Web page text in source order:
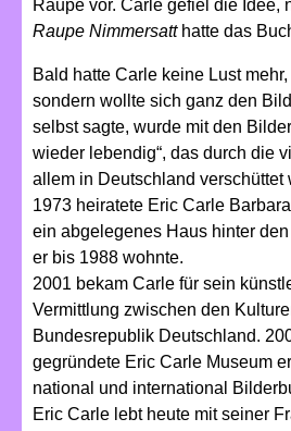
Raupe vor. Carle gefiel die
Raupe Nimmersatt hatte das
Bald hatte Carle keine Lust
sondern wollte sich ganz den
selbst sagte, wurde mit den
wieder lebendig“, das durch die
allem in Deutschland verschüttet
1973 heiratete Eric Carle
ein abgelegenes Haus hinter
er bis 1988 wohnte.
2001 bekam Carle für sein
Vermittlung zwischen den
Bundesrepublik Deutschland.
gegründete Eric Carle Museum
national und international
Eric Carle lebt heute mit seiner